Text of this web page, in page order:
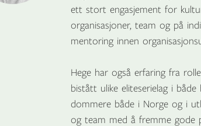
ett stort engasjement for
organisasjoner, team og på
mentoring innen
Hege har også erfaring fra
bistått ulike eliteserielag i
dommere både i Norge og i
og team med å fremme gode